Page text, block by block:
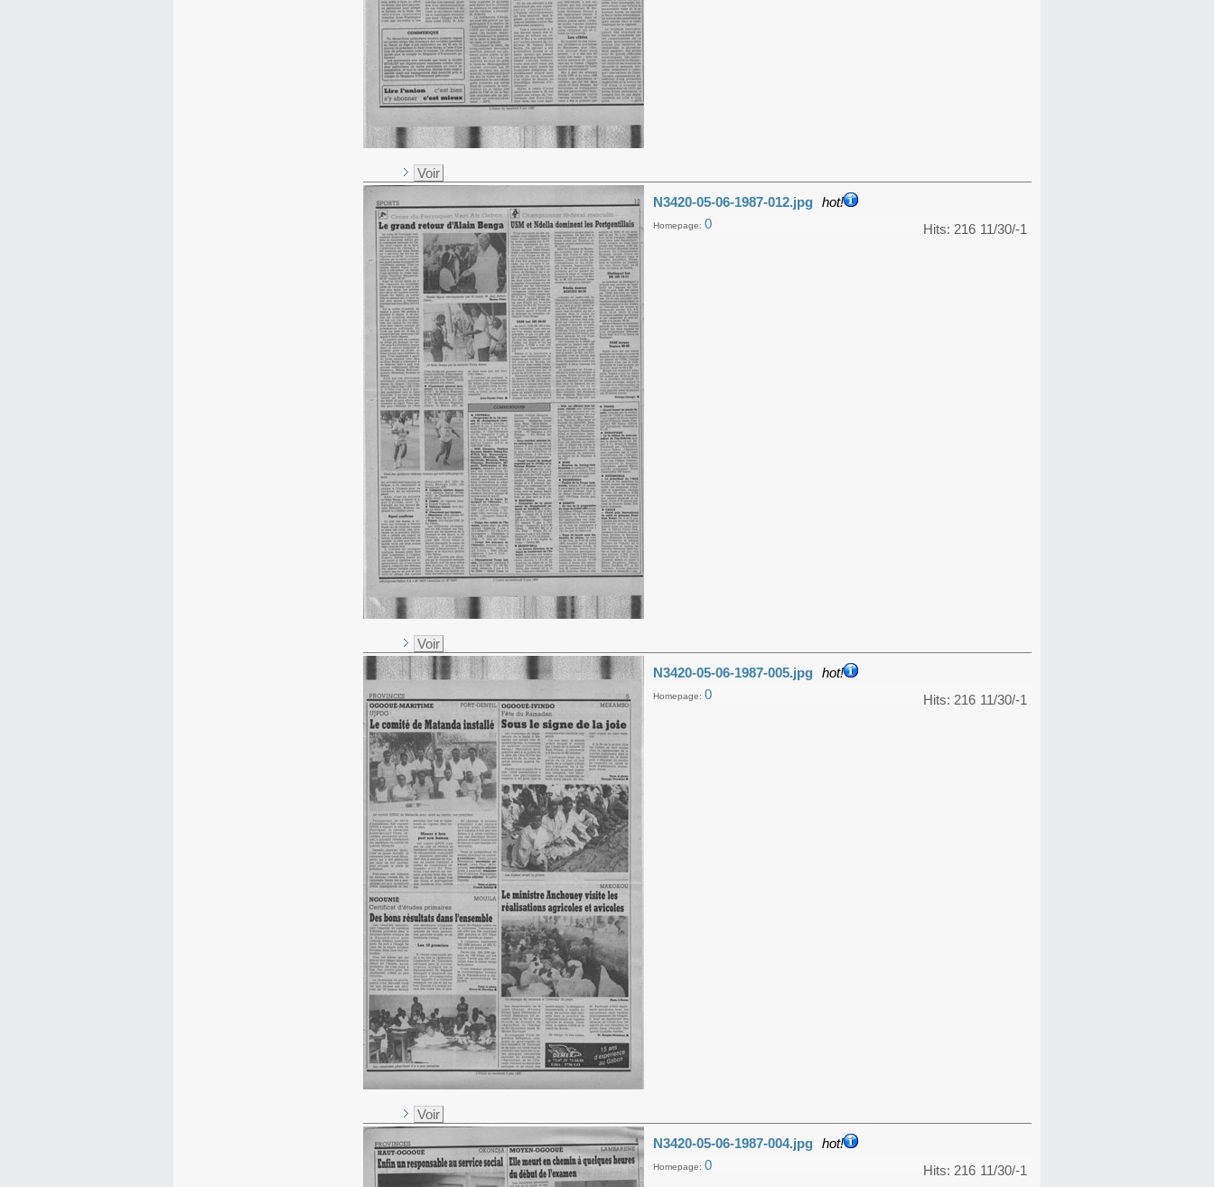
Voir
N3420-05-06-1987-012.jpg hot!
11/30/-1
Hits: 216
Homepage: 0
Voir
N3420-05-06-1987-005.jpg hot!
11/30/-1
Hits: 216
Homepage: 0
Voir
N3420-05-06-1987-004.jpg hot!
11/30/-1
Hits: 216
Homepage: 0